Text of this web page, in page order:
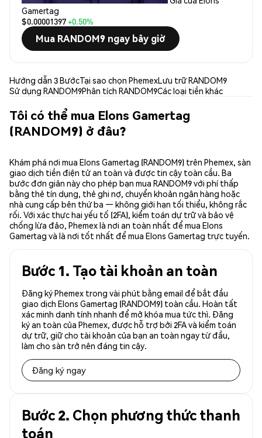
Gamertag
$0.00001397+0.50%
Mua RANDOM9 ngay bây giờ
Hướng dẫn 3 BướcTại sao chọn PhemexLưu trữ RANDOM9
Sử dụng RANDOM9Phân tích RANDOM9Các loại tiền khác
Tôi có thể mua Elons Gamertag
(RANDOM9) ở đâu?
Khám phá nơi mua Elons Gamertag (RANDOM9) trên Phemex, sàn
giao dịch tiền điện tử an toàn và được tin cậy toàn cầu. Ba
bước đơn giản này cho phép bạn mua RANDOM9 với phí thấp
bằng thẻ tín dụng, thẻ ghi nợ, chuyển khoản ngân hàng hoặc
nhà cung cấp bên thứ ba — không giới hạn tối thiểu, không rắc
rối. Với xác thực hai yếu tố (2FA), kiểm toán dự trữ và bảo vệ
chống lừa đảo, Phemex là nơi an toàn nhất để mua Elons
Gamertag và là nơi tốt nhất để mua Elons Gamertag trực tuyến.
Bước 1. Tạo tài khoản an toàn
Đăng ký Phemex trong vài phút bằng email để bắt đầu
giao dịch Elons Gamertag (RANDOM9) toàn cầu. Hoàn tất
xác minh danh tính nhanh để mở khóa mua tức thì. Đăng
ký an toàn của Phemex, được hỗ trợ bởi 2FA và kiểm toán
dự trữ, giữ cho tài khoản của bạn an toàn ngay từ đầu,
làm cho sàn trở nên đáng tin cậy.
Đăng ký ngay
Bước 2. Chọn phương thức thanh
toán